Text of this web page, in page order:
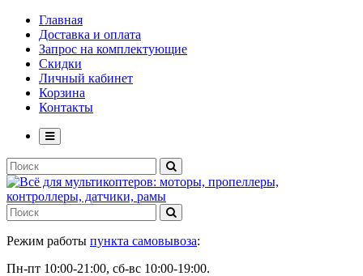
Главная
Доставка и оплата
Запрос на комплектующие
Скидки
Личный кабинет
Корзина
Контакты
Режим работы пункта самовывоза:
Пн-пт 10:00-21:00, сб-вс 10:00-19:00.